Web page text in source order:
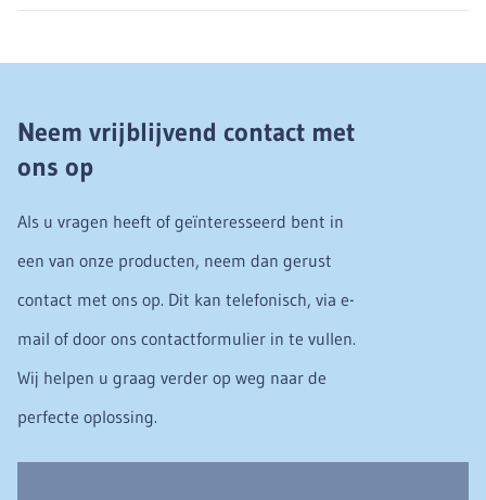
Neem vrijblijvend contact met
ons op
Als u vragen heeft of geïnteresseerd bent in
een van onze producten, neem dan gerust
contact met ons op. Dit kan telefonisch, via e-
mail of door ons contactformulier in te vullen.
Wij helpen u graag verder op weg naar de
perfecte oplossing.